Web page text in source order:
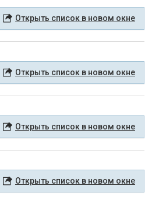
Открыть список в новом окне
Открыть список в новом окне
Открыть список в новом окне
Открыть список в новом окне